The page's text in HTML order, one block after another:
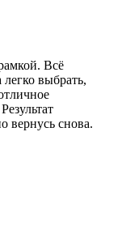
Всё
выбрать,
вернусь снова.